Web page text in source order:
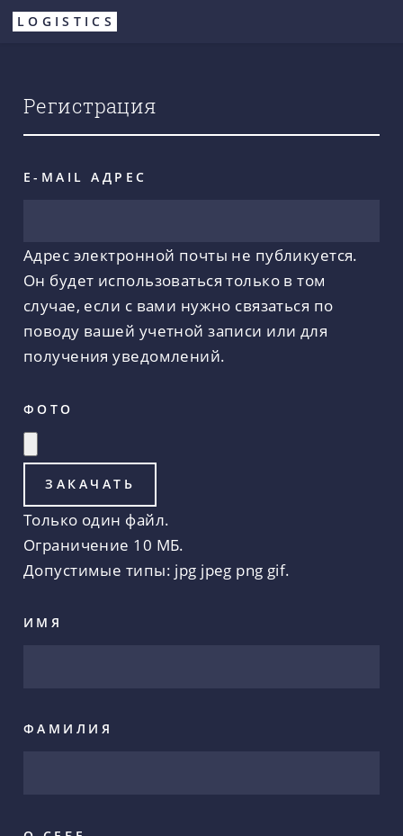
Перейти
LOGISTICS
Регистрация
E-MAIL АДРЕС
Адрес электронной почты не публикуется.
Он будет использоваться только в том
случае, если с вами нужно связаться по
поводу вашей учетной записи или для
получения уведомлений.
ФОТО
Только один файл.
Ограничение 10 МБ.
Допустимые типы: jpg jpeg png gif.
ИМЯ
ФАМИЛИЯ